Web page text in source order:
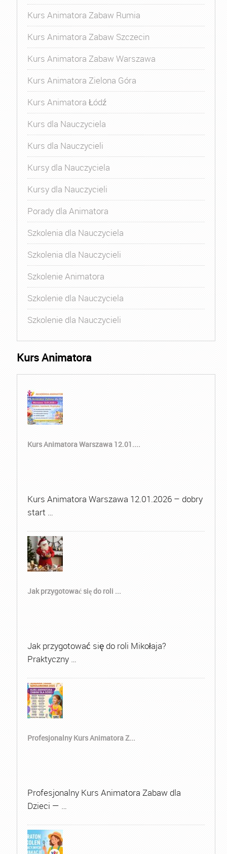
Kurs Animatora Zabaw Rumia
Kurs Animatora Zabaw Szczecin
Kurs Animatora Zabaw Warszawa
Kurs Animatora Zielona Góra
Kurs Animatora Łódź
Kurs dla Nauczyciela
Kurs dla Nauczycieli
Kursy dla Nauczyciela
Kursy dla Nauczycieli
Porady dla Animatora
Szkolenia dla Nauczyciela
Szkolenia dla Nauczycieli
Szkolenie Animatora
Szkolenie dla Nauczyciela
Szkolenie dla Nauczycieli
Kurs Animatora
Kurs Animatora Warszawa 12.01....
Kurs Animatora Warszawa 12.01.2026 – dobry
start …
Jak przygotować się do roli ...
Jak przygotować się do roli Mikołaja?
Praktyczny …
Profesjonalny Kurs Animatora Z...
Profesjonalny Kurs Animatora Zabaw dla
Dzieci — …